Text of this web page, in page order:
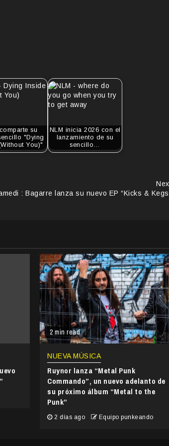
su
"Dying
You)"
NLM inicia 2026 con el
lanzamiento de su
sencillo…
: Bagarre lanza su nuevo EP “Kicks &
2 min read
NUEVA MÚSICA
Ruynor lanza “Metal Punk
Commando”, un nuevo adelanto de
su próximo álbum “Metal to the
Punk”
2 días ago Equipo punkeando